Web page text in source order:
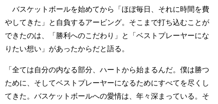
バスケットボールを始めてから「ほぼ毎日、それに時間を費
やしてきた」と自負するアービング。そこまで打ち込むことが
できたのは、「勝利へのこだわり」と「ベストプレーヤーにな
りたい想い」があったからだと語る。
「全ては自分の内なる部分、ハートから始まるんだ。僕は勝つ
ために、そしてベストプレーヤーになるためにすべてを尽くし
てきた。バスケットボールへの愛情は、年々深まっている。そ